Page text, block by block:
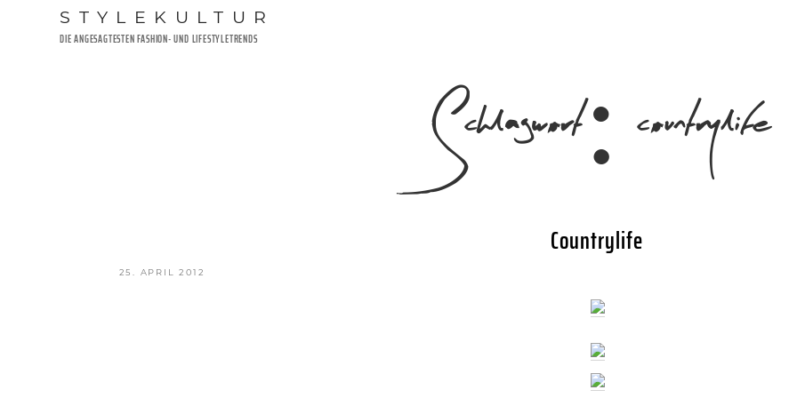
STYLEKULTUR
DIE ANGESAGTESTEN FASHION- UND LIFESTYLETRENDS
Schlagwort:countrylife
VERÖFFENTLICHT
25. APRIL 2012
Countrylife